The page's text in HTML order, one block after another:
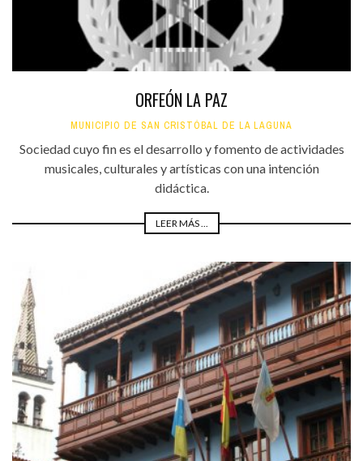
ORFEÓN LA PAZ
MUNICIPIO DE SAN CRISTÓBAL DE LA LAGUNA
Sociedad cuyo fin es el desarrollo y fomento de actividades
musicales, culturales y artísticas con una intención
didáctica.
LEER MÁS ...